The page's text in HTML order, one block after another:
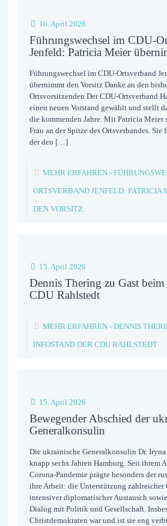
16. April 2026
Führungswechsel im CDU-
Jenfeld: Patricia Meier
Führungswechsel im CDU-Ortsverband
übernimmt den Vorsitz Danke an den
Ortsvorsitzenden Der CDU-Ortsverband
einen neuen Vorstand gewählt und stellt
die kommenden Jahre. Mit Patricia Meier
Frau an der Spitze des Ortsverbandes.
der den […]
MEHR ERFAHREN-
ORTSVERBAND JENFELD:
DEN VORSITZ
15. April 2026
Dennis Thering zu Gast
CDU Rahlstedt
MEHR ERFAHREN- DENNIS
INFOSTAND DER CDU RAHLSTEDT
15. April 2026
Bewegender Abschied der
Generalkonsulin
Die ukrainische Generalkonsulin Dr.
knapp sechs Jahren Hamburg. Seit ihrem
Corona-Pandemie prägte besonders der
ihre Arbeit: die Unterstützung zahlreicher
intensiver diplomatischer Austausch
Dialog mit Politik und Gesellschaft.
Christdemokraten war und ist sie eng